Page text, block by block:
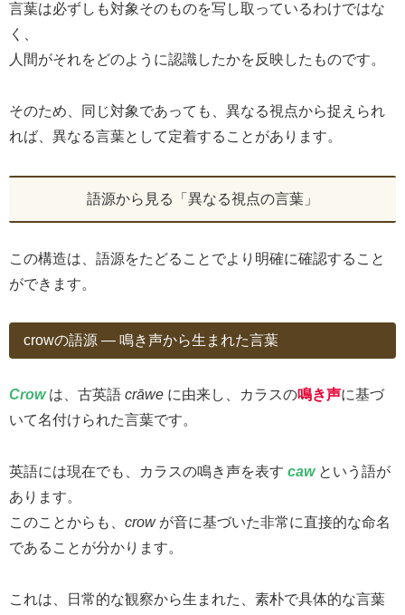
言葉は必ずしも対象そのものを写し取っているわけではな
く、
人間がそれをどのように認識したかを反映したものです。
そのため、同じ対象であっても、異なる視点から捉えられ
れば、異なる言葉として定着することがあります。
語源から見る「異なる視点の言葉」
この構造は、語源をたどることでより明確に確認すること
ができます。
crowの語源 ― 鳴き声から生まれた言葉
Crow は、古英語 crāwe に由来し、カラスの鳴き声に基づ
いて名付けられた言葉です。
英語には現在でも、カラスの鳴き声を表す caw という語が
あります。
このことからも、 crowが音に基づいた非常に直接的な命名
であることが分かります。
これは、日常的な観察から生まれた、素朴で具体的な言葉